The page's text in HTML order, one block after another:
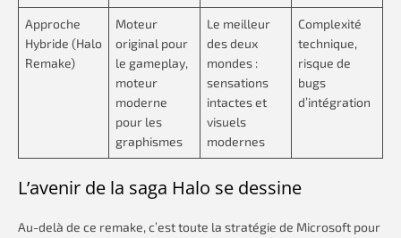
Approche
Hybride (Halo
Remake)
Moteur
original pour
le gameplay,
moteur
moderne
pour les
graphismes
Le meilleur
des deux
mondes :
sensations
intactes et
visuels
modernes
Complexité
technique,
risque de
bugs
d’intégration
L’avenir de la saga Halo se dessine
Au-delà de ce remake, c’est toute la stratégie de Microsoft pour